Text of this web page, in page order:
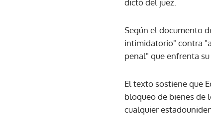
dictó del juez.
Según el documento
intimidatorio" contra
penal" que enfrenta su
El texto sostiene que
bloqueo de bienes de
cualquier